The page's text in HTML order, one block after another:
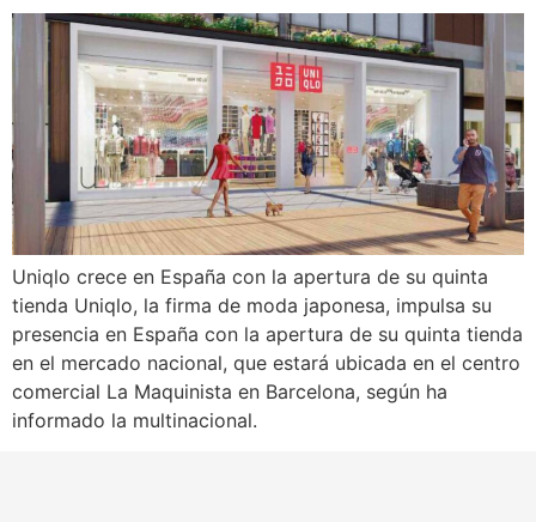
Uniqlo crece en España con la apertura de su quinta
tienda Uniqlo, la firma de moda japonesa, impulsa su
presencia en España con la apertura de su quinta tienda
en el mercado nacional, que estará ubicada en el centro
comercial La Maquinista en Barcelona, según ha
informado la multinacional.